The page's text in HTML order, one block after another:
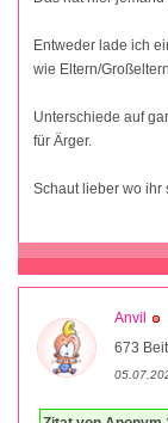
Entweder lade ich
wie Eltern/
Unterschiede auf
für Ärger.
Schaut lieber wo ihr
Anvil
673